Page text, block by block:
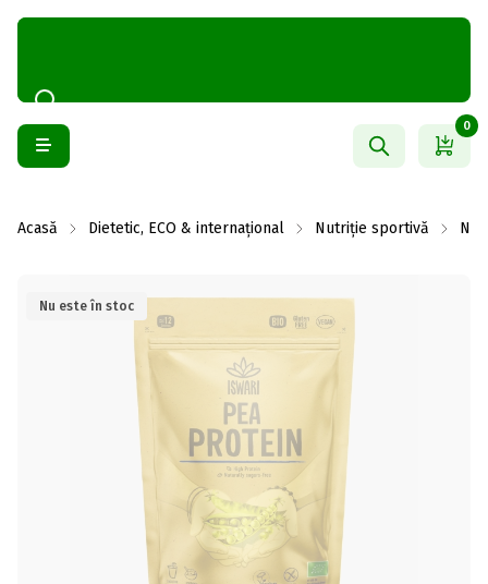
0
Acasă Dietetic, ECO & internațional Nutriție sportivă
Nu este în stoc